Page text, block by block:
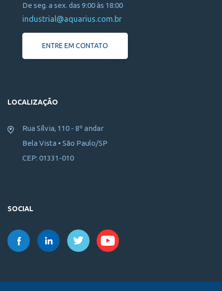
De seg. a sex. das 9:00 às 18:00
industrial@aquarius.com.br
ENTRE EM CONTATO
LOCALIZAÇÃO
Rua Sílvia, 110 - 8º andar
Bela Vista • São Paulo/SP
CEP: 01331-010
SOCIAL